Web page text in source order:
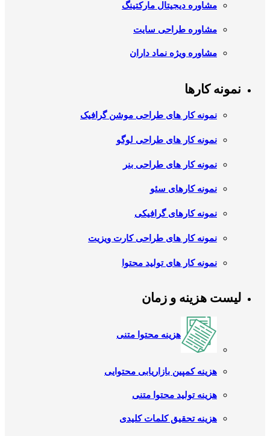
مشاوره دیجیتال مارکتینگ
مشاوره طراحی سایت
مشاوره ویژه نماد داران
نمونه کارها
نمونه کار های طراحی موشن گرافیک
نمونه کار های طراحی لوگو
نمونه کار های طراحی بنر
نمونه کارهای سئو
نمونه کارهای گرافیکی
نمونه کار های طراحی کارت ویزیت
نمونه کار های تولید محتوا
لیست هزینه و زمان
هزینه محتوا متنی
هزینه کمپین بازاریابی محتوایی
هزینه تولید محتوا متنی
هزینه تحقیق کلمات کلیدی